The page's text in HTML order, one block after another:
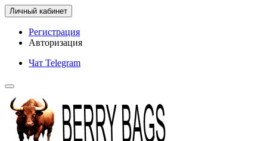
Личный кабинет
Регистрация
Авторизация
Чат Telegram